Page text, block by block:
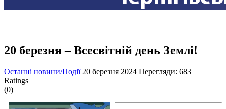
20 березня – Всесвітній день Землі!
Останні новини/Події 20 березня 2024 Перегляди: 683
Ratings
(0)